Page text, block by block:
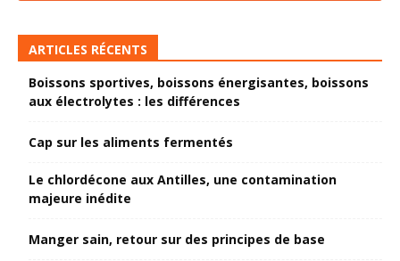
ARTICLES RÉCENTS
Boissons sportives, boissons énergisantes, boissons
aux électrolytes : les différences
Cap sur les aliments fermentés
Le chlordécone aux Antilles, une contamination
majeure inédite
Manger sain, retour sur des principes de base